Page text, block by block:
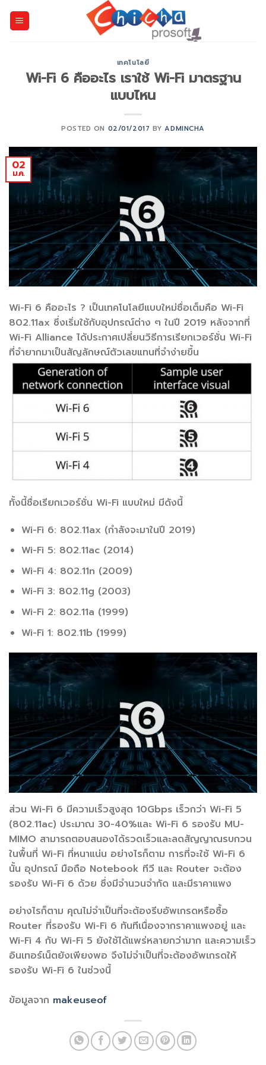
เทคโนโลยี
Wi-Fi 6 คืออะไร เราใช้ Wi-Fi มาตรฐาน
แบบไหน
POSTED ON 02/01/2017 BYADMINCHA
02
ม.ค.
Wi-Fi 6 คืออะไร ? เป็นเทคโนโลยีแบบใหม่ชื่อเต็มคือ Wi-Fi
802.11ax ซึ่งเริ่มใช้กับอุปกรณ์ต่าง ๆ ในปี 2019 หลังจากที่
Wi-Fi Alliance ได้ประกาศเปลี่ยนวิธีการเรียกเวอร์ชั่น Wi-Fi
ที่จำยากมาเป็นสัญลักษณ์ตัวเลขแทนที่จำง่ายขึ้น
ทั้งนี้ชื่อเรียกเวอร์ชั่น Wi-Fi แบบใหม่ มีดังนี้
Wi-Fi 6: 802.11ax (กำลังจะมาในปี 2019)
Wi-Fi 5: 802.11ac (2014)
Wi-Fi 4: 802.11n (2009)
Wi-Fi 3: 802.11g (2003)
Wi-Fi 2: 802.11a (1999)
Wi-Fi 1: 802.11b (1999)
ส่วน Wi-Fi 6 มีความเร็วสูงสุด 10Gbps เร็วกว่า Wi-Fi 5
(802.11ac) ประมาณ 30-40%และ Wi-Fi 6 รองรับ MU-
MIMO สามารถตอบสนองได้รวดเร็วและลดสัญญาณรบกวน
ในพื้นที่ Wi-Fi ที่หนาแน่น อย่างไรก็ตาม การที่จะใช้ Wi-Fi 6
นั้น อุปกรณ์ มือถือ Notebook ทีวี และ Router จะต้อง
รองรับ Wi-Fi 6 ด้วย ซึ่งมีจำนวนจำกัด และมีราคาแพง
อย่างไรก็ตาม คุณไม่จำเป็นที่จะต้องรีบอัพเกรดหรือซื้อ
Router ที่รองรับ Wi-Fi 6 ทันทีเนื่องจากราคาแพงอยู่ และ
Wi-Fi 4 กับ Wi-Fi 5 ยังใช้ได้แพร่หลายกว่ามาก และความเร็ว
อินเทอร์เน็ตยังเพียงพอ จึงไม่จำเป็นที่จะต้องอัพเกรดให้
รองรับ Wi-Fi 6 ในช่วงนี้
ข้อมูลจาก makeuseof